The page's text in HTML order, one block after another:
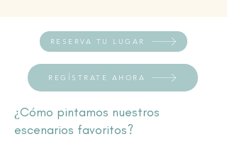
RESERVA TU LUGAR
REGÍSTRATE AHORA
¿Cómo pintamos nuestros
escenarios favoritos?